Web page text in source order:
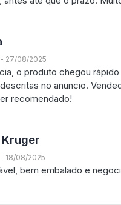
- 27/08/2025
o produto chegou
no anuncio.
recomendado!
- 18/08/2025
bem embalado e